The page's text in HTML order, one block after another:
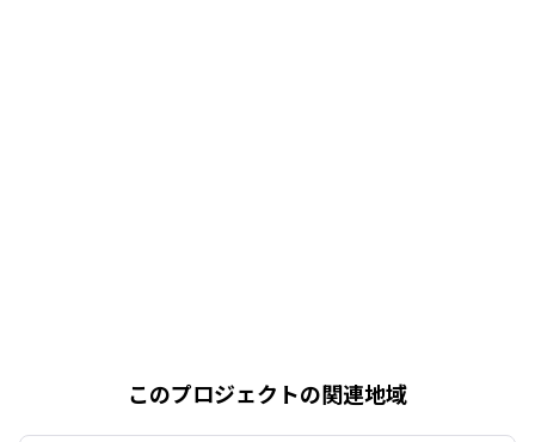
このプロジェクトの関連地域